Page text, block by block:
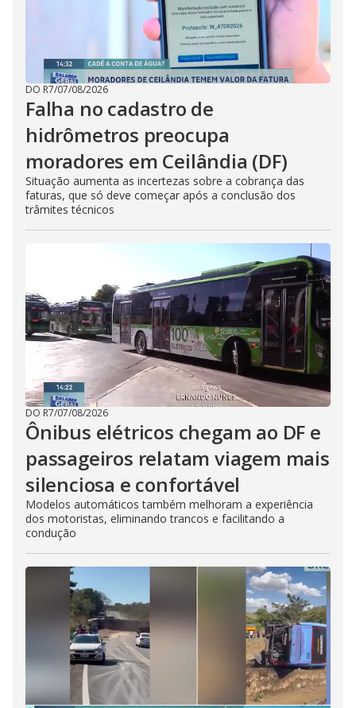
DO R7/07/08/2026
Falha no cadastro de
hidrômetros preocupa
moradores em Ceilândia (DF)
Situação aumenta as incertezas sobre a cobrança das
faturas, que só deve começar após a conclusão dos
trâmites técnicos
DO R7/07/08/2026
Ônibus elétricos chegam ao DF e
passageiros relatam viagem mais
silenciosa e confortável
Modelos automáticos também melhoram a experiência
dos motoristas, eliminando trancos e facilitando a
condução